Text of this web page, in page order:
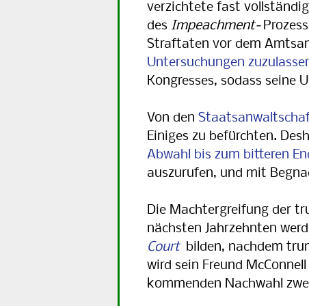
verzichtete fast
des Impeachment-
Straftaten vor dem
Untersuchungen
Kongresses, sodass seine
Von den
Einiges zu befürchten.
Abwahl bis zum bitteren
auszurufen, und mit
Die Machtergreifung der
nächsten Jahrzehnten
Court bilden, nachdem
wird sein Freund
kommenden Nachwahl